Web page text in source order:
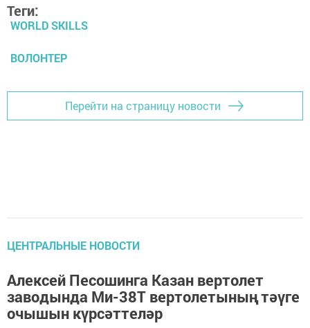
Теги:
WORLD SKILLS
ВОЛОНТЕР
Перейти на страницу новости
ЦЕНТРАЛЬНЫЕ НОВОСТИ
Алексей Песошинга Казан вертолет
заводында Ми-38Т вертолетының тәүге
очышын күрсәттеләр